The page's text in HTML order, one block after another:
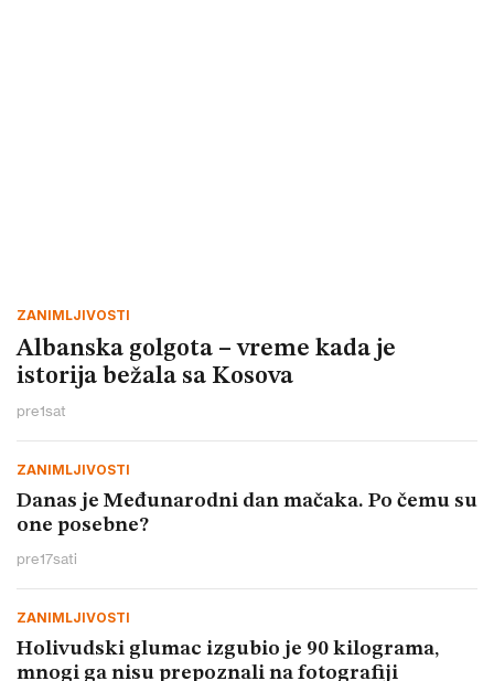
ZANIMLJIVOSTI
Albanska golgota – vreme kada je
istorija bežala sa Kosova
pre1sat
ZANIMLJIVOSTI
Danas je Međunarodni dan mačaka. Po čemu su
one posebne?
pre17sati
ZANIMLJIVOSTI
Holivudski glumac izgubio je 90 kilograma,
mnogi ga nisu prepoznali na fotografiji